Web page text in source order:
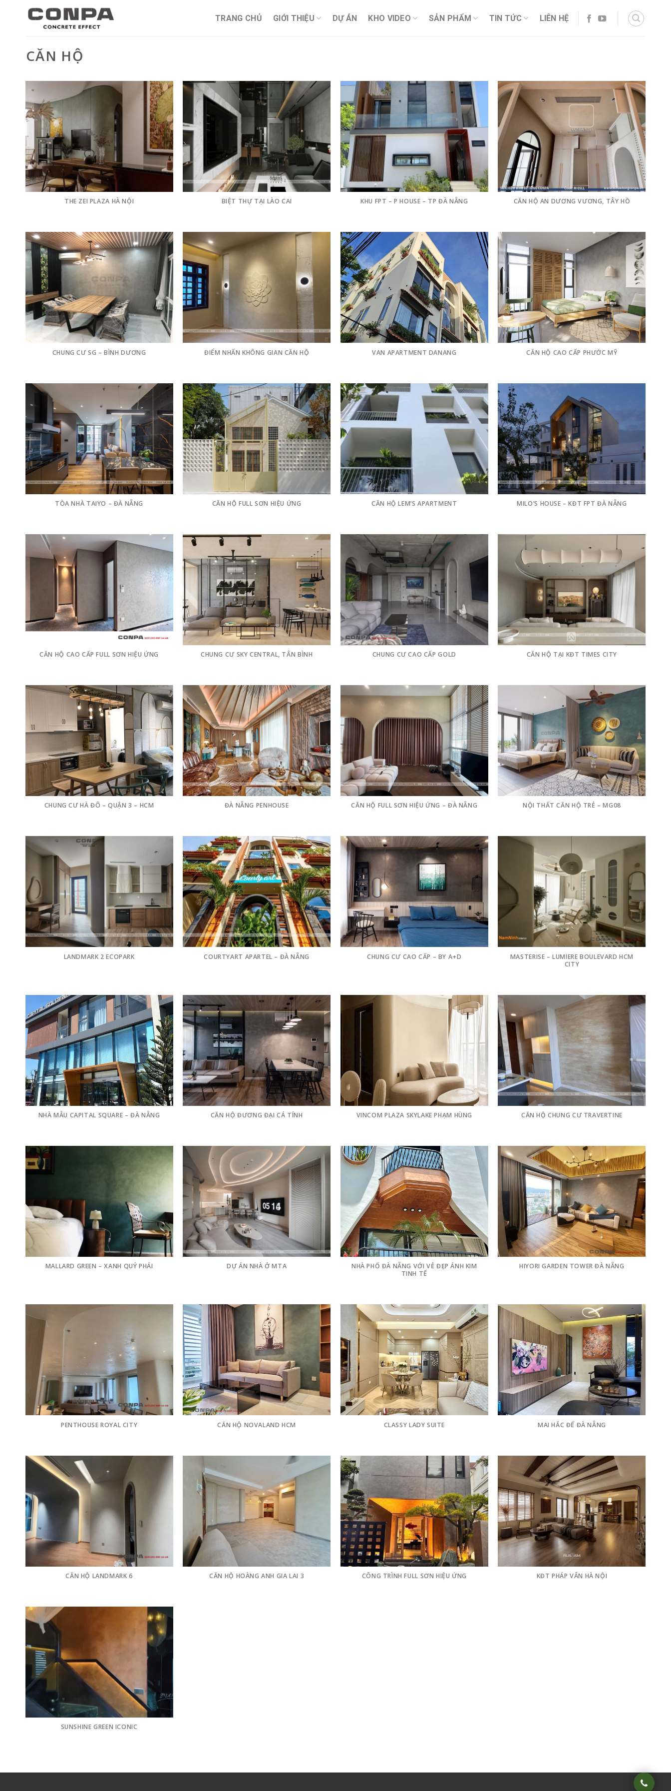
TRANG CHỦ GIỚI THIỆU DỰ ÁN KHO VIDEO SẢN PHẨM TIN TỨC LIÊN HỆ
CĂN HỘ
THE ZEI PLAZA HÀ NỘI BIỆT THỰ TẠI LÀO CAI KHU FPT – P HOUSE – TP ĐÀ NẴNG CĂN HỘ AN DƯƠNG VƯƠNG, TÂY HỒ
CHUNG CƯ SG – BÌNH DƯƠNG ĐIỂM NHẤN KHÔNG GIAN CĂN HỘ VAN APARTMENT DANANG CĂN HỘ CAO CẤP PHƯỚC MỸ
TÒA NHÀ TAIYO – ĐÀ NẴNG CĂN HỘ FULL SƠN HIỆU ỨNG CĂN HỘ LEM’S APARTMENT MILO’S HOUSE – KĐT FPT ĐÀ NẴNG
CĂN HỘ CAO CẤP FULL SƠN HIỆU ỨNG CHUNG CƯ SKY CENTRAL, TÂN BÌNH CHUNG CƯ CAO CẤP GOLD CĂN HỘ TẠI KĐT TIMES CITY
CHUNG CƯ HÀ ĐÔ – QUẬN 3 – HCM ĐÀ NẴNG PENHOUSE CĂN HỘ FULL SƠN HIỆU ỨNG – ĐÀ NẴNG NỘI THẤT CĂN HỘ TRẺ – MG08
LANDMARK 2 ECOPARK COURTYART APARTEL – ĐÀ NẴNG CHUNG CƯ CAO CẤP – BY A+D
MASTERISE – LUMIERE BOULEVARD HCM
CITY
NHÀ MẪU CAPITAL SQUARE – ĐÀ NẴNG CĂN HỘ ĐƯƠNG ĐẠI CÁ TÍNH VINCOM PLAZA SKYLAKE PHẠM HÙNG CĂN HỘ CHUNG CƯ TRAVERTINE
MALLARD GREEN – XANH QUÝ PHÁI DỰ ÁN NHÀ Ở MTA
NHÀ PHỐ ĐÀ NẴNG VỚI VẺ ĐẸP ÁNH KIM
TINH TẾ
HIYORI GARDEN TOWER ĐÀ NẴNG
PENTHOUSE ROYAL CITY CĂN HỘ NOVALAND HCM CLASSY LADY SUITE MAI HẮC ĐẾ ĐÀ NẴNG
CĂN HỘ LANDMARK 6 CĂN HỘ HOÀNG ANH GIA LAI 3 CÔNG TRÌNH FULL SƠN HIỆU ỨNG KĐT PHÁP VÂN HÀ NỘI
SUNSHINE GREEN ICONIC